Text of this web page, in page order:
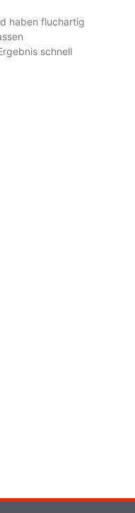
haben fluchartig
schnell